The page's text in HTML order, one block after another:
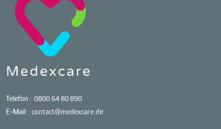
Telefon : 0800 64 80 890
E-Mail : contact@medexcare.de